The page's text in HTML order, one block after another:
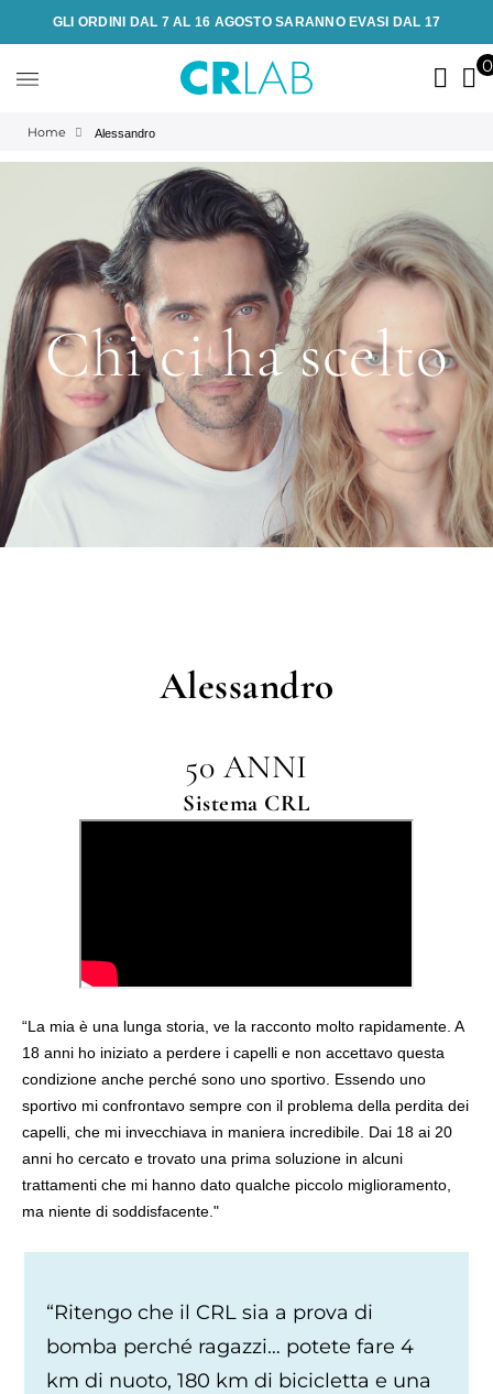
GLI ORDINI DAL 7 AL 16 AGOSTO SARANNO EVASI DAL 17
Home Alessandro
Chi ci ha scelto
Alessandro
50 ANNI
Sistema CRL
“La mia è una lunga storia, ve la racconto molto rapidamente. A
18 anni ho iniziato a perdere i capelli e non accettavo questa
condizione anche perché sono uno sportivo. Essendo uno
sportivo mi confrontavo sempre con il problema della perdita dei
capelli, che mi invecchiava in maniera incredibile. Dai 18 ai 20
anni ho cercato e trovato una prima soluzione in alcuni
trattamenti che mi hanno dato qualche piccolo miglioramento,
ma niente di soddisfacente."
“Ritengo che il CRL sia a prova di
bomba perché ragazzi… potete fare 4
km di nuoto, 180 km di bicicletta e una